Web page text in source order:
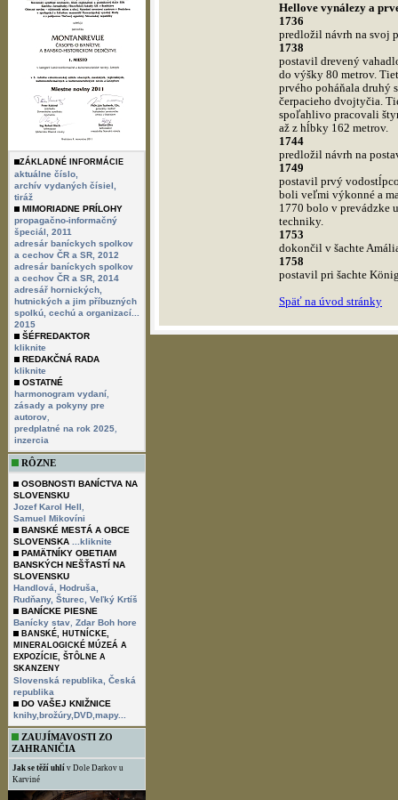
ZÁKLADNÉ INFORMÁCIE
aktuálne číslo,
archív vydaných čísiel,
tiráž
MIMORIADNE PRÍLOHY
propagačno-informačný
špeciál, 2011
adresár baníckych spolkov
a cechov ČR a SR, 2012
adresár baníckych spolkov
a cechov ČR a SR, 2014
adresář hornických,
hutnických a jim příbuzných
spolkú, cechú a organizací...
2015
ŠÉFREDAKTOR
kliknite
REDAKČNÁ RADA
kliknite
OSTATNÉ
harmonogram vydaní
zásady a pokyny pre
autorov
predplatné na rok 2025
inzercia
RÔZNE
OSOBNOSTI BANÍCTVA NA
SLOVENSKU
Jozef Karol Hell
Samuel Mikovíni
BANSKÉ MESTÁ A OBCE
SLOVENSKA
...kliknite
PAMÄTNÍKY OBETIAM
BANSKÝCH NEŠŤASTÍ NA
SLOVENSKU
Handlová,
Hodruša,
Rudňany, Šturec,
Veľký Krtíš
BANÍCKE PIESNE
Banícky stav Zdar Boh hore
BANSKÉ, HUTNÍCKE,
MINERALOGICKÉ MÚZEÁ A
EXPOZÍCIE, ŠTÔLNE A
SKANZENY
Slovenská republika,
Česká
republika
DO VAŠEJ KNIŽNICE
knihy,brožúry,DVD,mapy...
ZAUJÍMAVOSTI ZO
ZAHRANIČIA
Jak se těží uhlí v Dole Darkov u
Karviné
Hellove vynálezy a
1736
predložil návrh na svoj
1738
postavil drevený
do výšky 80 metrov.
prvého poháňala druhý
čerpacieho dvojtyčia.
spoľahlivo pracovali
až z hĺbky 162 metrov.
1744
predložil návrh na
1749
postavil prvý
boli veľmi výkonné a
1770 bolo v prevádzke
techniky.
1753
dokončil v šachte
1758
postavil pri šachte
Späť na úvod stránky